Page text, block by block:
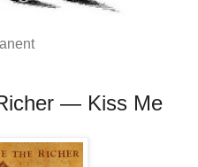
— Kiss Me